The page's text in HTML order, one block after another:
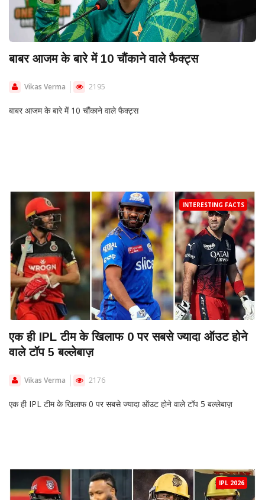
बाबर आजम के बारे में 10 चौंकाने वाले फैक्ट्स
Vikas Verma 2195
बाबर आजम के बारे में 10 चौंकाने वाले फैक्ट्स
INTERESTING FACTS
एक ही IPL टीम के खिलाफ 0 पर सबसे ज्यादा ऑउट होने
वाले टॉप 5 बल्लेबाज़
Vikas Verma 2176
एक ही IPL टीम के खिलाफ 0 पर सबसे ज्यादा ऑउट होने वाले टॉप 5 बल्लेबाज़
IPL 2026